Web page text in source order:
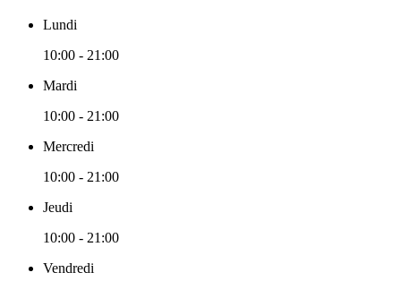
Lundi
10:00 - 21:00
Mardi
10:00 - 21:00
Mercredi
10:00 - 21:00
Jeudi
10:00 - 21:00
Vendredi